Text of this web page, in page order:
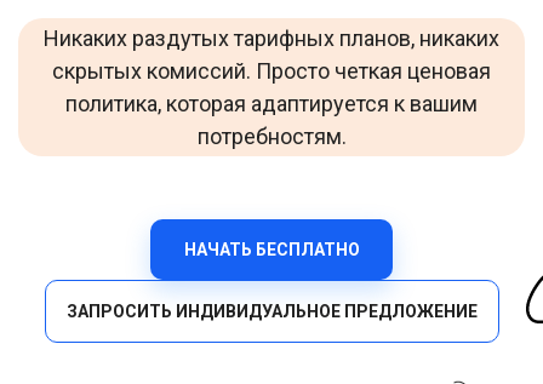
Никаких раздутых тарифных планов, никаких
скрытых комиссий. Просто четкая ценовая
политика, которая адаптируется к вашим
потребностям.
НАЧАТЬ БЕСПЛАТНО
ЗАПРОСИТЬ ИНДИВИДУАЛЬНОЕ ПРЕДЛОЖЕНИЕ